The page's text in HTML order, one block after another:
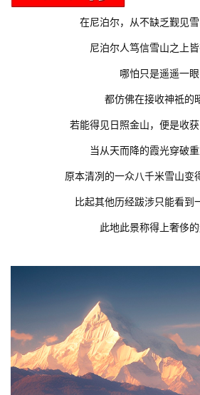
在尼泊尔，从不缺乏觐见
尼泊尔人笃信雪山之上
哪怕只是遥遥一眼
都仿佛在接收神祗的
若能得见日照金山，便是收
当从天而降的霞光穿破
原本清冽的一众八千米雪山变
比起其他历经跋涉只能看到
此地此景称得上奢侈